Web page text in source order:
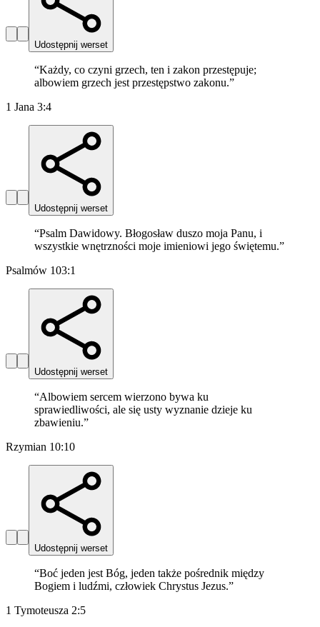
Udostępnij werset
“Każdy, co czyni grzech, ten i zakon przestępuje;
albowiem grzech jest przestępstwo zakonu.”
1 Jana 3:4
Udostępnij werset
“Psalm Dawidowy. Błogosław duszo moja Panu, i
wszystkie wnętrzności moje imieniowi jego świętemu.”
Psalmów 103:1
Udostępnij werset
“Albowiem sercem wierzono bywa ku
sprawiedliwości, ale się usty wyznanie dzieje ku
zbawieniu.”
Rzymian 10:10
Udostępnij werset
“Boć jeden jest Bóg, jeden także pośrednik między
Bogiem i ludźmi, człowiek Chrystus Jezus.”
1 Tymoteusza 2:5